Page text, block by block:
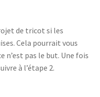
de tricot si les
Cela pourrait vous
n’est pas le but. Une fois
à l’étape 2.